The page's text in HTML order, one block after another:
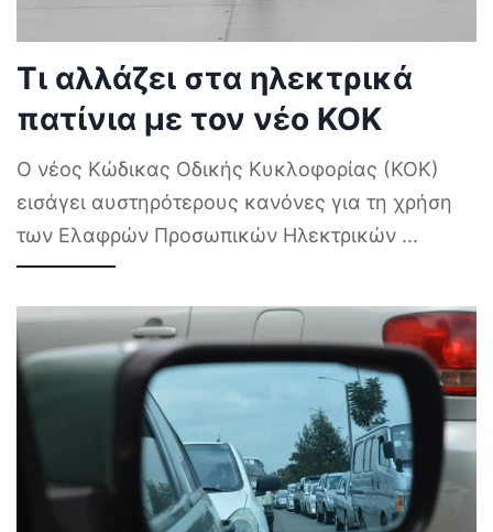
Τι αλλάζει στα ηλεκτρικά
πατίνια με τον νέο ΚΟΚ
Ο νέος Κώδικας Οδικής Κυκλοφορίας (ΚΟΚ)
εισάγει αυστηρότερους κανόνες για τη χρήση
των Ελαφρών Προσωπικών Ηλεκτρικών ...